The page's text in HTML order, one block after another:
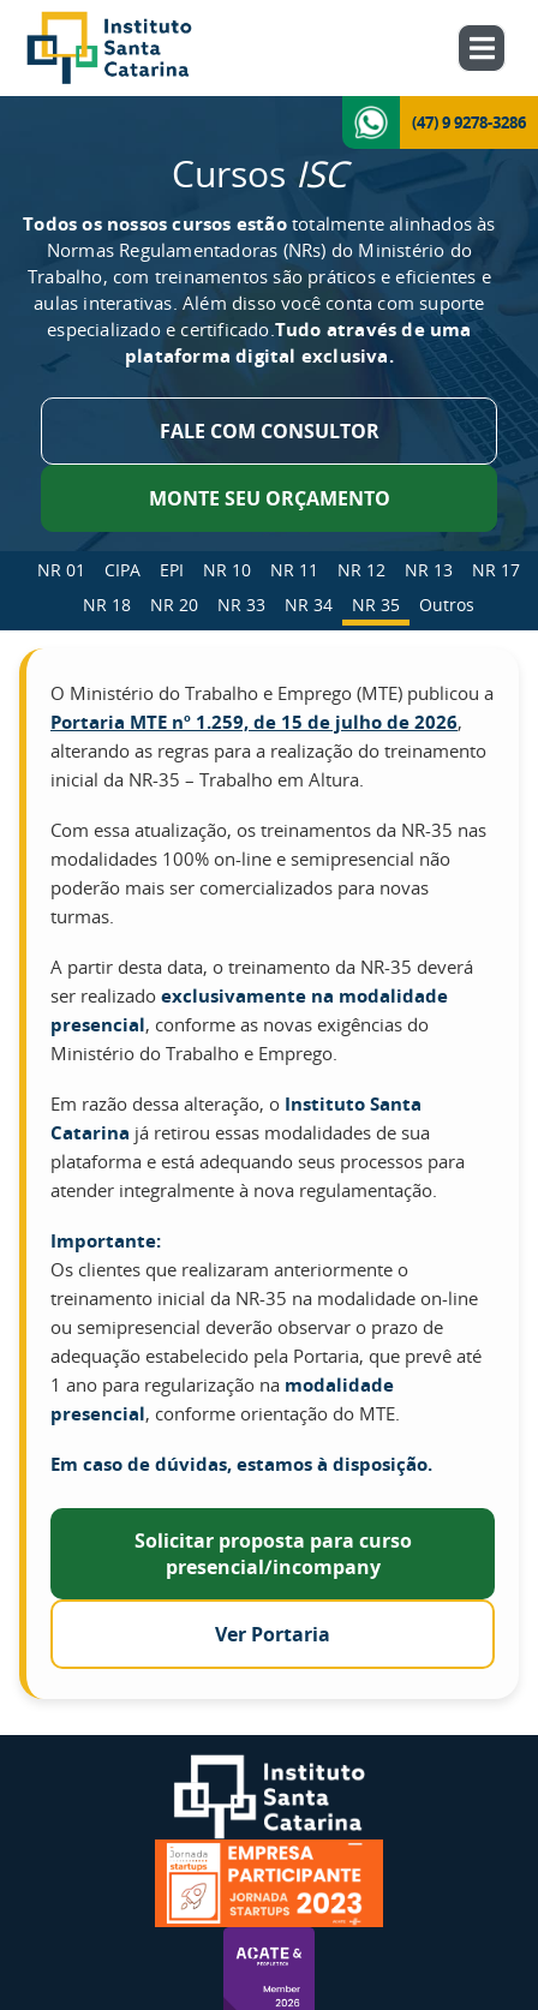
(47) 9 9278-3286
Cursos ISC
Todos os nossos cursos estãototalmente alinhados às
Normas Regulamentadoras (NRs) do Ministério do
Trabalho, com treinamentos são práticos e eficientes e
aulas interativas. Além disso você conta com suporte
especializado e certificado.Tudo através de uma
plataforma digital exclusiva.
FALE COM CONSULTOR
MONTE SEU ORÇAMENTO
NR 01 CIPA EPI NR 10 NR 11 NR 12 NR 13
NR 17
NR 18
NR 20 NR 33 NR 34 NR 35 Outros
O Ministério do Trabalho e Emprego (MTE) publicou a
Portaria MTE nº 1.259, de 15 de julho de 2026,
alterando as regras para a realização do treinamento
inicial da NR-35 – Trabalho em Altura.
Com essa atualização, os treinamentos da NR-35 nas
modalidades 100% on-line e semipresencial não
poderão mais ser comercializados para novas
turmas.
A partir desta data, o treinamento da NR-35 deverá
ser realizado exclusivamente na modalidade
presencial, conforme as novas exigências do
Ministério do Trabalho e Emprego.
Em razão dessa alteração, o Instituto Santa
Catarina já retirou essas modalidades de sua
plataforma e está adequando seus processos para
atender integralmente à nova regulamentação.
Importante:
Os clientes que realizaram anteriormente o
treinamento inicial da NR-35 na modalidade on-line
ou semipresencial deverão observar o prazo de
adequação estabelecido pela Portaria, que prevê até
1 ano para regularização na modalidade
presencial, conforme orientação do MTE.
Em caso de dúvidas, estamos à disposição.
Solicitar proposta para curso
presencial/incompany
Ver Portaria